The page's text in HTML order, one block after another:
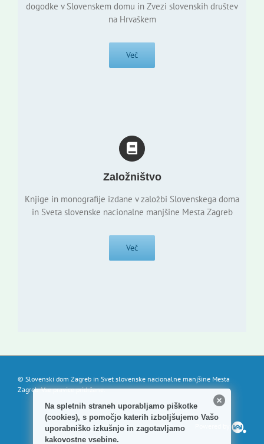
dogodke v Slovenskem domu in Zvezi slovenskih društev
na Hrvaškem
Več
Založništvo
Knjige in monografije izdane v založbi Slovenskega doma
in Sveta slovenske nacionalne manjšine Mesta Zagreb
Več
© Slovenski dom Zagreb in Svet slovenske nacionalne manjšine Mesta
Zagreb. Vse pravice pridržane.
Na spletnih straneh uporabljamo piškotke
(cookies), s pomočjo katerih izboljšujemo Vašo
uporabniško izkušnjo in zagotavljamo
kakovostne vsebine.